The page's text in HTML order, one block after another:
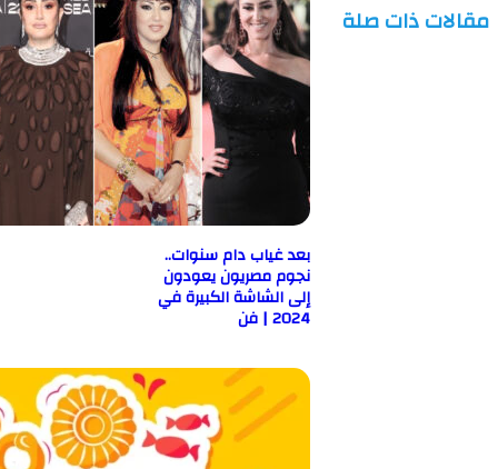
ذات صلة
بعد غياب دام سنوات..
نجوم مصريون يعودون
إلى الشاشة الكبيرة في